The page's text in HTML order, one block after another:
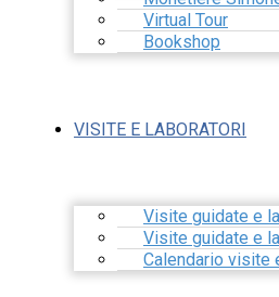
Virtual Tour
Bookshop
VISITE E LABORATORI
Visite guidate e
Visite guidate e
Calendario visite